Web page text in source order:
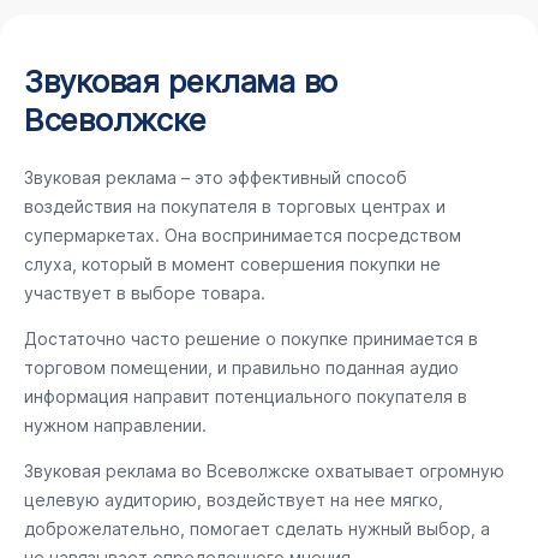
Звуковая реклама во
Всеволжске
Звуковая реклама – это эффективный способ
воздействия на покупателя в торговых центрах и
супермаркетах. Она воспринимается посредством
слуха, который в момент совершения покупки не
участвует в выборе товара.
Достаточно часто решение о покупке принимается в
торговом помещении, и правильно поданная аудио
информация направит потенциального покупателя в
нужном направлении.
Звуковая реклама во Всеволжске охватывает огромную
целевую аудиторию, воздействует на нее мягко,
доброжелательно, помогает сделать нужный выбор, а